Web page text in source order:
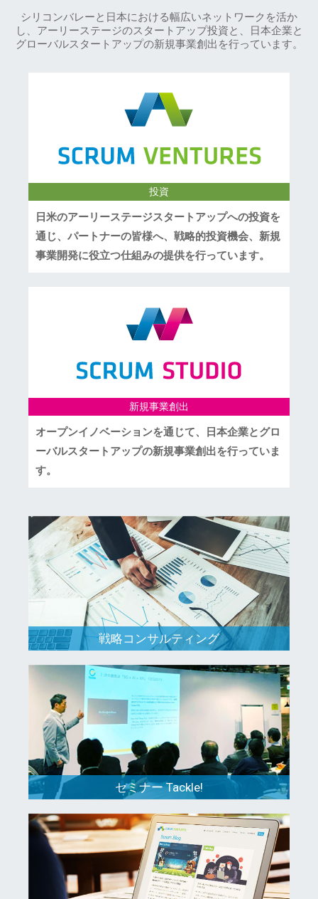
シリコンバレーと日本における幅広いネットワークを活か
し、アーリーステージのスタートアップ投資と、日本企業と
グローバルスタートアップの新規事業創出を行っています。
投資
日米のアーリーステージスタートアップへの投資を
通じ、パートナーの皆様へ、戦略的投資機会、新規
事業開発に役立つ仕組みの提供を行っています。
新規事業創出
オープンイノベーションを通じて、日本企業とグロ
ーバルスタートアップの新規事業創出を行っていま
す。
戦略コンサルティング
セミナー Tackle!